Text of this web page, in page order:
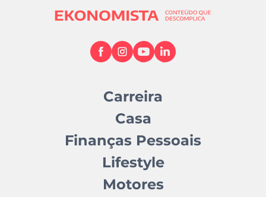
Carreira
Casa
Finanças Pessoais
Lifestyle
Motores